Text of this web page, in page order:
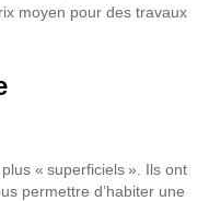
moyen pour des travaux
« superficiels ». Ils ont
permettre d’habiter une